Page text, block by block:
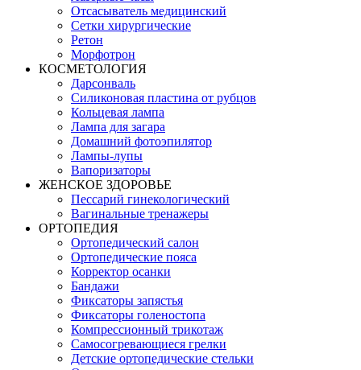
Отсасыватель медицинский
Сетки хирургические
Ретон
Морфотрон
КОСМЕТОЛОГИЯ
Дарсонваль
Силиконовая пластина от рубцов
Кольцевая лампа
Лампа для загара
Домашний фотоэпилятор
Лампы-лупы
Вапоризаторы
ЖЕНСКОЕ ЗДОРОВЬЕ
Пессарий гинекологический
Вагинальные тренажеры
ОРТОПЕДИЯ
Ортопедический салон
Ортопедические пояса
Корректор осанки
Бандажи
Фиксаторы запястья
Фиксаторы голеностопа
Компрессионный трикотаж
Самосогревающиеся грелки
Детские ортопедические стельки